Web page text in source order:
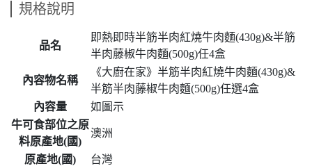
規格說明
品名
即熱即時半筋半肉紅燒牛肉麵(430g)&半筋
半肉藤椒牛肉麵(500g)任4盒
內容物名稱
《大廚在家》半筋半肉紅燒牛肉麵(430g)&
半筋半肉藤椒牛肉麵(500g)任選4盒
內容量
如圖示
牛可食部位之原
料原產地(國)
澳洲
原產地(國)
台灣